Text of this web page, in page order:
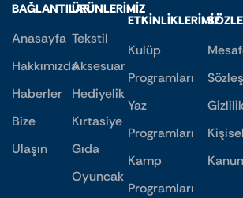
BAĞLANTILAR
Anasayfa
Hakkımızda
Haberler
Bize
Ulaşın
ÜRÜNLERIMIZ
Tekstil
Aksesuar
Hediyelik
Kırtasiye
Gıda
Oyuncak
ETKINLIKLERIMIZ
Kulüp
Programları
Yaz
Programları
Kamp
Programları